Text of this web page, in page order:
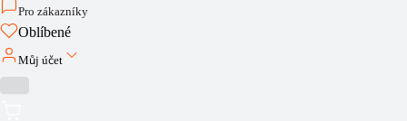
Pro zákazníky
Oblíbené
Můj účet